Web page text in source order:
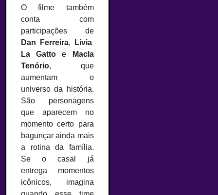
O filme também
conta com
participações de
Dan Ferreira, Lívia
La Gatto e
Macla
Tenório, que
aumentam o
universo da história.
São personagens
que aparecem no
momento certo para
bagunçar ainda mais
a rotina da família.
Se o casal já
entrega momentos
icônicos, imagina